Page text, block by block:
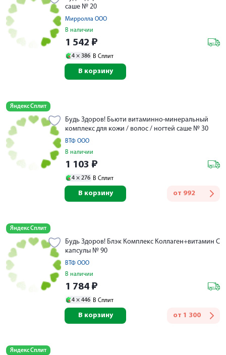
саше № 20
Мирролла ООО
В наличии
1 542 ₽
4 × 386 В Сплит
В корзину
Яндекс Сплит
Будь Здоров! Бьюти витаминно-минеральный
комплекс для кожи / волос / ногтей саше № 30
ВТФ ООО
В наличии
1 103 ₽
4 × 276 В Сплит
от 992
В корзину
Яндекс Сплит
Будь Здоров! Блэк Комплекс Коллаген+витамин С
капсулы № 90
ВТФ ООО
В наличии
1 784 ₽
4 × 446 В Сплит
от 1 300
В корзину
Яндекс Сплит